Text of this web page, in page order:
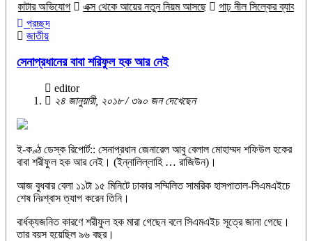
এক্স থেকে আয়ের নতুন নিয়ম আসছে
গাঢ় নীল সিল্কের ব্যাকলেস গাউনে মিমের
প্রচ্ছদ
জাতীয়
সেনাপ্রধানের বাবা শরিফুল হক আর নেই
editor
২৪ জানুয়ারী, ২০১৮ / ৩৯০ জন দেখেছেন
ই-কণ্ঠ ডেস্ক রিপোর্ট:: সেনাপ্রধান জেনারেল আবু বেলাল মোহাম্মদ শফিউল হকের
বাবা শরীফুল হক আর নেই। (ইন্নালিল্লাহি … রাজিউন)।
আজ বুধবার বেলা ১১টা ১৫ মিনিটে ঢাকার সম্মিলিত সামরিক হাসপাতাল-সিএমএইচে
শেষ নিঃশ্বাস ত্যাগ করেন তিনি।
বার্ধক্যজনিত কারণে শরীফুল হক মারা গেছেন বলে সিএমএইচ সূত্রে জানা গেছে।
তার বয়স হয়েছিল ৯৬ বছর।